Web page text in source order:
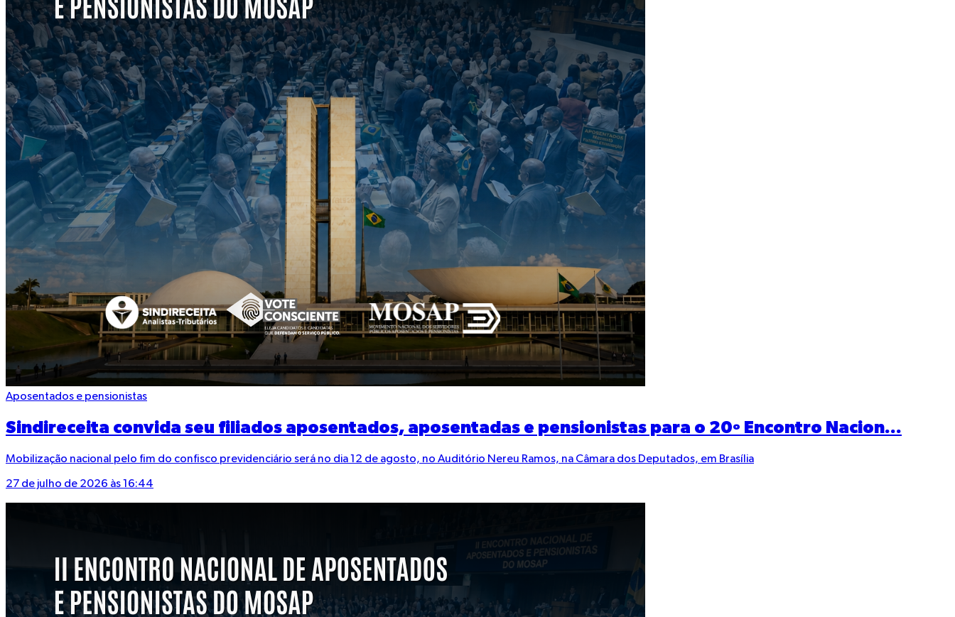
Aposentados e pensionistas
Sindireceita convida seu filiados aposentados, aposentadas e pensionistas para o 20º Encontro Nacion...
Mobilização nacional pelo fim do confisco previdenciário será no dia 12 de agosto, no Auditório Nereu Ramos, na Câmara dos Deputados, em Brasília
27 de julho de 2026 às 16:44